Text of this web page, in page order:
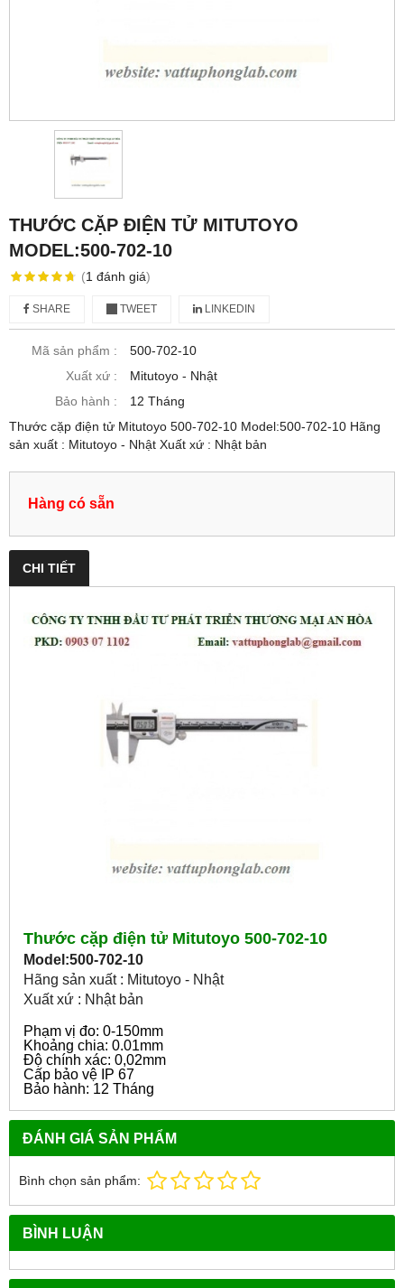
THƯỚC CẶP ĐIỆN TỬ MITUTOYO
MODEL:500-702-10
(1 đánh giá)
SHARE TWEET LINKEDIN
Mã sản phẩm :
500-702-10
Xuất xứ :
Mitutoyo - Nhật
Bảo hành :
12 Tháng
Thước cặp điện tử Mitutoyo 500-702-10 Model:500-702-10 Hãng
sản xuất : Mitutoyo - Nhật Xuất xứ : Nhật bản
Hàng có sẵn
CHI TIẾT
Thước cặp điện tử Mitutoyo 500-702-10
Model:500-702-10
Hãng sản xuất : Mitutoyo - Nhật
Xuất xứ : Nhật bản
Phạm vị đo: 0-150mm
Khoảng chia: 0.01mm
Độ chính xác: 0,02mm
Cấp bảo vệ IP 67
Bảo hành: 12 Tháng
ĐÁNH GIÁ SẢN PHẨM
Bình chọn sản phẩm:
BÌNH LUẬN